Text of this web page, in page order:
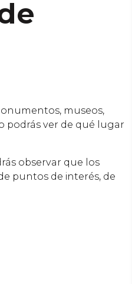
museos,
podrás ver de qué lugar
observar que los
puntos de interés, de